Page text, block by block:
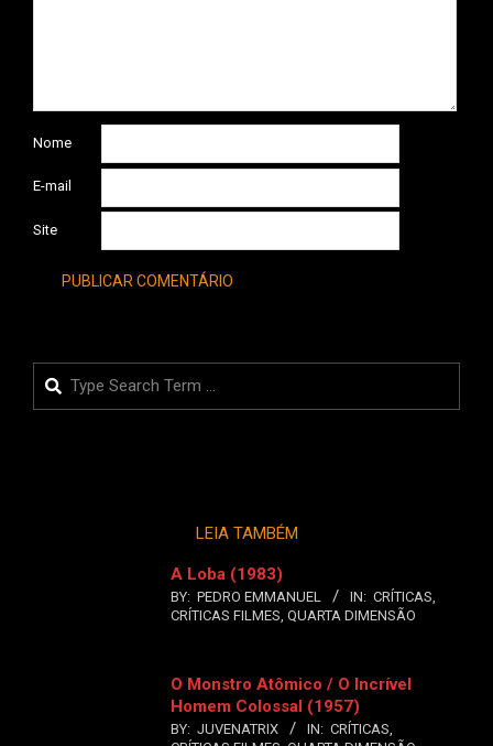
Nome
E-mail
Site
LEIA TAMBÉM
A Loba (1983)
BY: PEDRO EMMANUEL IN: CRÍTICAS
CRÍTICAS FILMES QUARTA DIMENSÃO
O Monstro Atômico / O Incrível
Homem Colossal (1957)
BY: JUVENATRIX IN: CRÍTICAS